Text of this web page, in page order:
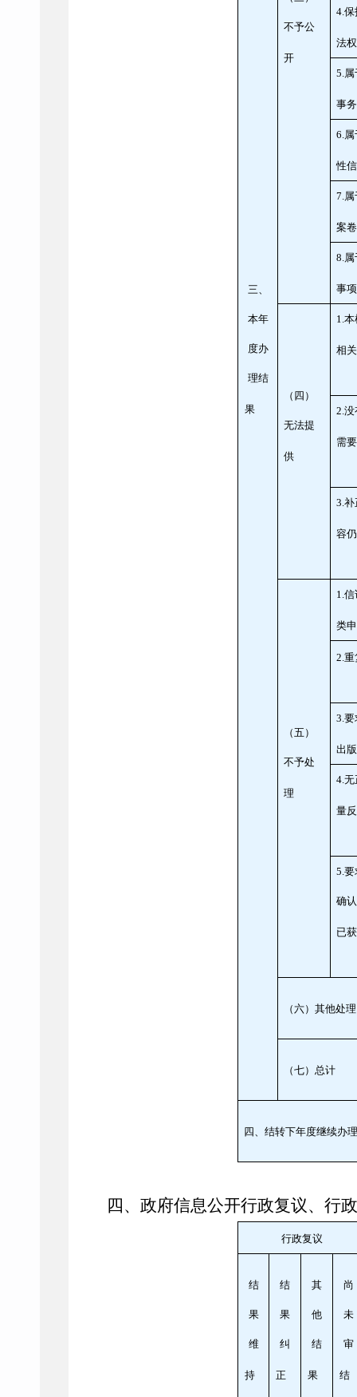
三、
本年
度办
理结
果
不予公
开
4.保
法
5.
事
6.
性
7.
案卷
8.
事项
（四）
无法提
供
1.本
相
2.没
需
3.补
容
（五）
不予处
理
1.信
类
2.重
3.要
出
4.无
量
5.要
确
已
（六）其他处理
（七）总计
四、结转下年度继续办
四、政府信息公开行政复议、行
行政复议
结
果
维
持
结
果
纠
正
其
他
结
果
尚
未
审
结